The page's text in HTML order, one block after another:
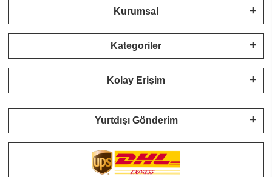
Kurumsal
Kategoriler
Kolay Erişim
Yurtdışı Gönderim